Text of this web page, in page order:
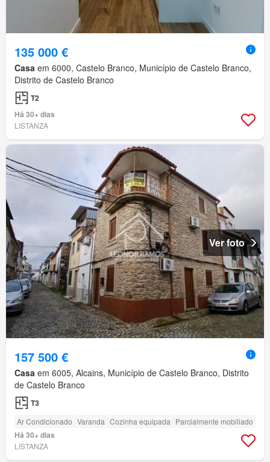
135 000 €
Casa em 6000, Castelo Branco, Município de Castelo Branco,
Distrito de Castelo Branco
T2
Há 30+ dias
LISTANZA
Ver foto
157 500 €
Casa em 6005, Alcains, Município de Castelo Branco, Distrito
de Castelo Branco
T3
Ar Condicionado Varanda Cozinha equipada Parcialmente mobiliado
Há 30+ dias
LISTANZA